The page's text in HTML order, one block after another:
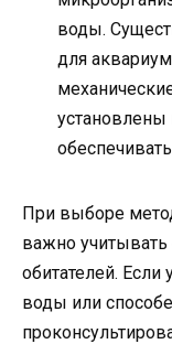
воды.
для
установлены
При выборе
важно учитывать
обитателей. Если
воды или